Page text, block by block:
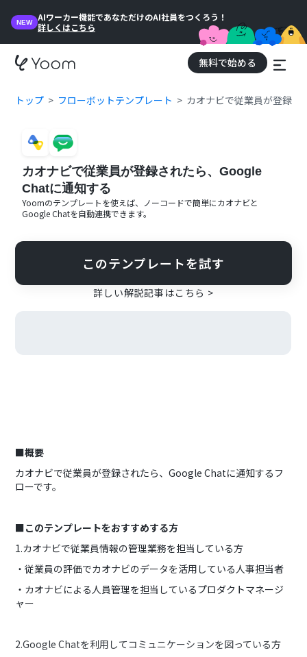
NEW
AIワーカー機能であなただけのAI社員をつくろう！
詳しくはこちら
無料で始める
トップ フローボットテンプレート カオナビで従業員が登録
カオナビで従業員が登録されたら、Google
Chatに通知する
Yoomのテンプレートを使えば、ノーコードで簡単にカオナビと
Google Chatを自動連携できます。
このテンプレートを試す
詳しい解説記事はこちら >
■概要
カオナビで従業員が登録されたら、Google Chatに通知するフ
ローです。
■このテンプレートをおすすめする方
1.カオナビで従業員情報の管理業務を担当している方
・従業員の評価でカオナビのデータを活用している人事担当者
・カオナビによる人員管理を担当しているプロダクトマネージ
ャー
2.Google Chatを利用してコミュニケーションを図っている方